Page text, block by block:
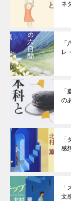
ネ
レ
の
感
文